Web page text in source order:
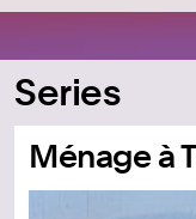
Series
Ménage à